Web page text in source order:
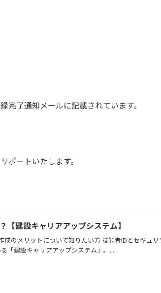
了通知メールに記載されています。
ートいたします。
【建設キャリアアップシステム】
成のメリットについて知りたい方 技能者IDとセキュ
「建設キャリアアップシステム」。...